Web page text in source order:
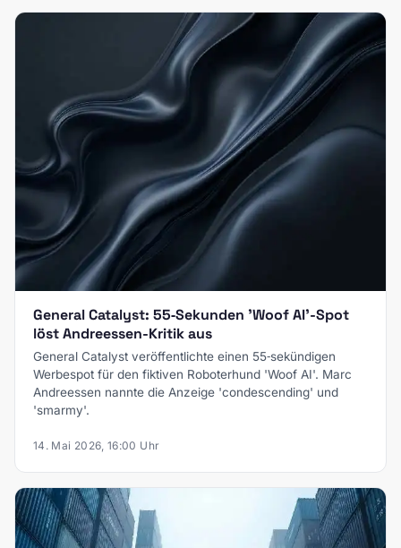
General Catalyst: 55‑Sekunden 'Woof AI'-Spot
löst Andreessen-Kritik aus
General Catalyst veröffentlichte einen 55‑sekündigen
Werbespot für den fiktiven Roboterhund 'Woof AI'. Marc
Andreessen nannte die Anzeige 'condescending' und
'smarmy'.
14. Mai 2026, 16:00 Uhr